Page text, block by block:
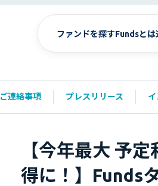
ファンドを探すFundsとは
ご連絡事項 プレスリリース
【今年最大 予
得に！】Funds